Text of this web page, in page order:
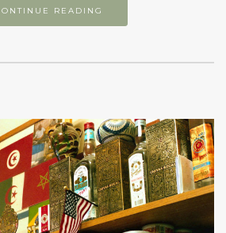
READING